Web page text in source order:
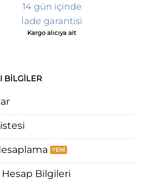
14 gün içinde
İade garantisi
Kargo alıcıya ait
BILGILER
Bilgileri